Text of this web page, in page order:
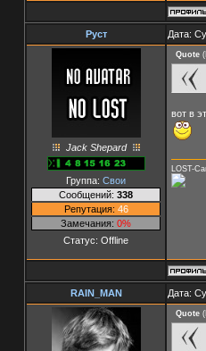
Руст Дата:
Jack Shepard
Группа: Свои
Сообщений: 338
Репутация: 46
Замечания: 0%
Статус: Offline
Quote (
вот в
LOST-
RAIN_MAN Дата:
Quote (